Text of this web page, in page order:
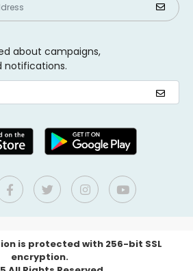
about campaigns,
notifications.
is protected with 256-bit SSL
encryption.